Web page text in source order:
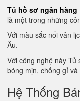
Tủ hồ sơ ngân hàng
là một trong những
Với màu sắc nổi vân
Âu.
Với công nghệ này
bóng mịn, chống gỉ
Hệ Thống